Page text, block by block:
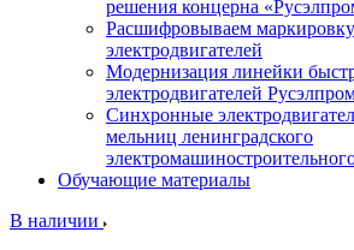
решения концерна
Расшифровываем
электродвигателей
Модернизация линейки
электродвигателей
Синхронные
мельниц ленинградского
Обучающие материалы
В наличии